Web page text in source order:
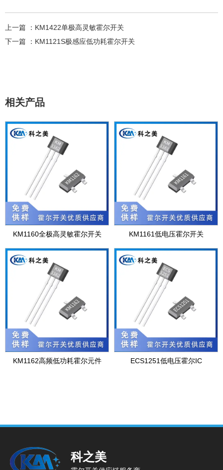
上一篇 ： KM1422单极高灵敏霍尔开关
下一篇 ： KM1121S极感应低功耗霍尔开关
相关产品
KM1160全极高灵敏霍尔开关 KM1161低电压霍尔开关
KM1162高频低功耗霍尔元件 ECS1251低电压霍尔IC
科之美